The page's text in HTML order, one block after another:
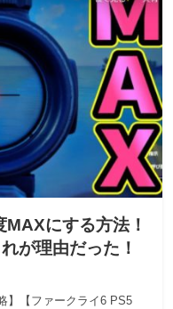
MAXにする方法！
が理由だった！
】【ファークライ6 PS5